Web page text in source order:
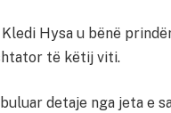
Kledi Hysa u bënë
të këtij viti.
detaje nga jeta e